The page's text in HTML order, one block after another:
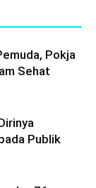
Pokja
Sehat
Publik